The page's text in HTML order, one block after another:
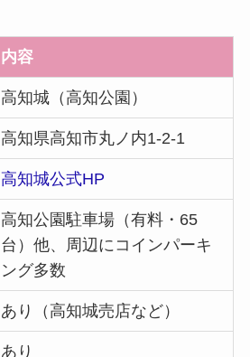
内容
高知城（高知公園）
高知県高知市丸ノ内1-2-1
高知城公式HP
高知公園駐車場（有料・65
台）他、周辺にコインパーキ
ング多数
あり（高知城売店など）
あり